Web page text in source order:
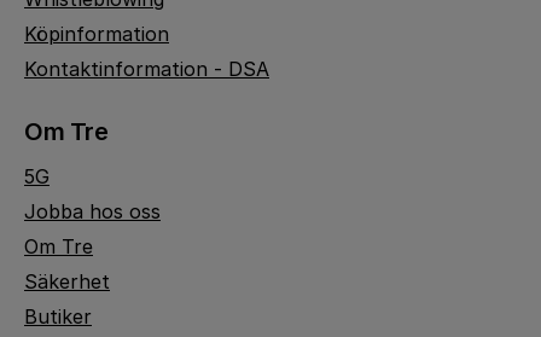
Köpinformation
Kontaktinformation - DSA
Om Tre
5G
Jobba hos oss
Om Tre
Säkerhet
Butiker